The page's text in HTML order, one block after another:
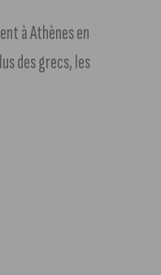
à Athènes en
des grecs, les